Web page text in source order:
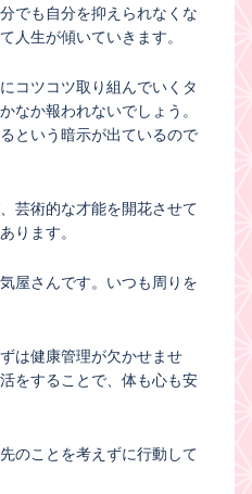
でも自分を抑えられなくな
人生が傾いていきます。
コツコツ取り組んでいくタ
なか報われないでしょう。
という暗示が出ているので
芸術的な才能を開花させて
ります。
屋さんです。いつも周りを
は健康管理が欠かせませ
をすることで、体も心も安
のことを考えずに行動して